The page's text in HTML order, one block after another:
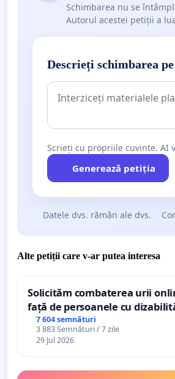
Schimbarea nu se
Autorul acestei petiții a
Descrieți schimbarea
Scrieți cu propriile cuvinte. AI
Generează petiția
Datele dvs. rămân ale dvs.
Alte petiții care v-ar putea interesa
Solicităm combaterea urii
față de persoanele cu
7 604 semnături
3 883 Semnături / 7 zile
29 Jul 2026